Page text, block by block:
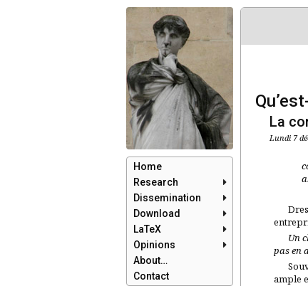
Home
Research
Dissemination
Download
LaTeX
Opinions
About…
Contact
La
Lundi 7
Un
pas en
ample